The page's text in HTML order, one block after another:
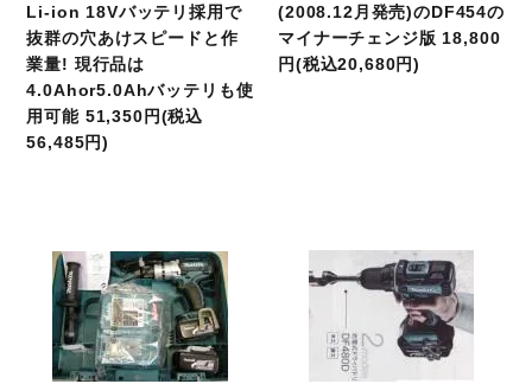
Li-ion 18Vバッテリ採用で
抜群の穴あけスピードと作
業量! 現行品は
4.0Ahor5.0Ahバッテリも使
用可能 51,350円(税込
56,485円)
(2008.12月発売)のDF454の
マイナーチェンジ版 18,800
円(税込20,680円)